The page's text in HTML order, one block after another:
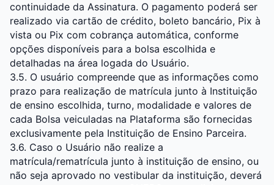
continuidade da Assinatura. O pagamento poderá ser
realizado via cartão de crédito, boleto bancário, Pix à
vista ou Pix com cobrança automática, conforme
opções disponíveis para a bolsa escolhida e
detalhadas na área logada do Usuário.
3.5. O usuário compreende que as informações como
prazo para realização de matrícula junto à Instituição
de ensino escolhida, turno, modalidade e valores de
cada Bolsa veiculadas na Plataforma são fornecidas
exclusivamente pela Instituição de Ensino Parceira.
3.6. Caso o Usuário não realize a
matrícula/rematrícula junto à instituição de ensino, ou
não seja aprovado no vestibular da instituição, deverá